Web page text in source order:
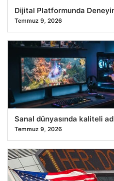
Dijital Platformunda
Temmuz 9, 2026
Sanal dünyasında kaliteli
Temmuz 9, 2026